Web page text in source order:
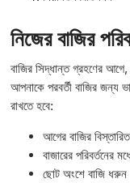
নিজের বাজির
বাজির সিদ্ধান্ত গ্রহণের
আপনাকে পরবর্তী বাজির জন্য
রাখতে হবে:
আগের বাজির
বাজারের পরিবর্তনের
ছোট অংশে বাজি ধরুন